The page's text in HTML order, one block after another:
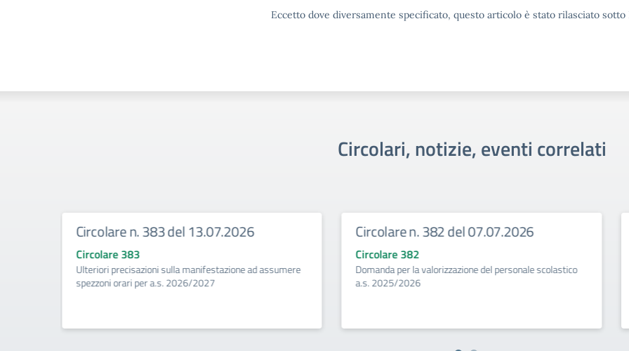
Eccetto dove diversamente specificato, questo articolo è stato rilasciato
Circolari, notizie, eventi correlati
Circolare n. 383 del 13.07.2026
Circolare 383
Ulteriori precisazioni sulla manifestazione ad assumere
spezzoni orari per a.s. 2026/2027
Circolare n. 382 del 07.07.2026
Circolare 382
Domanda per la valorizzazione del personale scolastico
a.s. 2025/2026